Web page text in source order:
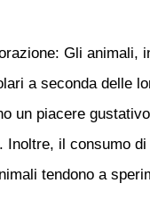
Gli animali,
a seconda delle
un piacere
Inoltre, il consumo
tendono a